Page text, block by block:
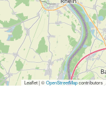
Leaflet | ©OpenStreetMapcontributors